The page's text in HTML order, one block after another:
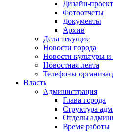
Дизайн-
Фотоотчеты
Документы
Архив
Дела текущие
Новости города
Новости культуры и
Новостная лента
Телефоны
Власть
Администрация
Глава города
Структура
Отделы
Время работы